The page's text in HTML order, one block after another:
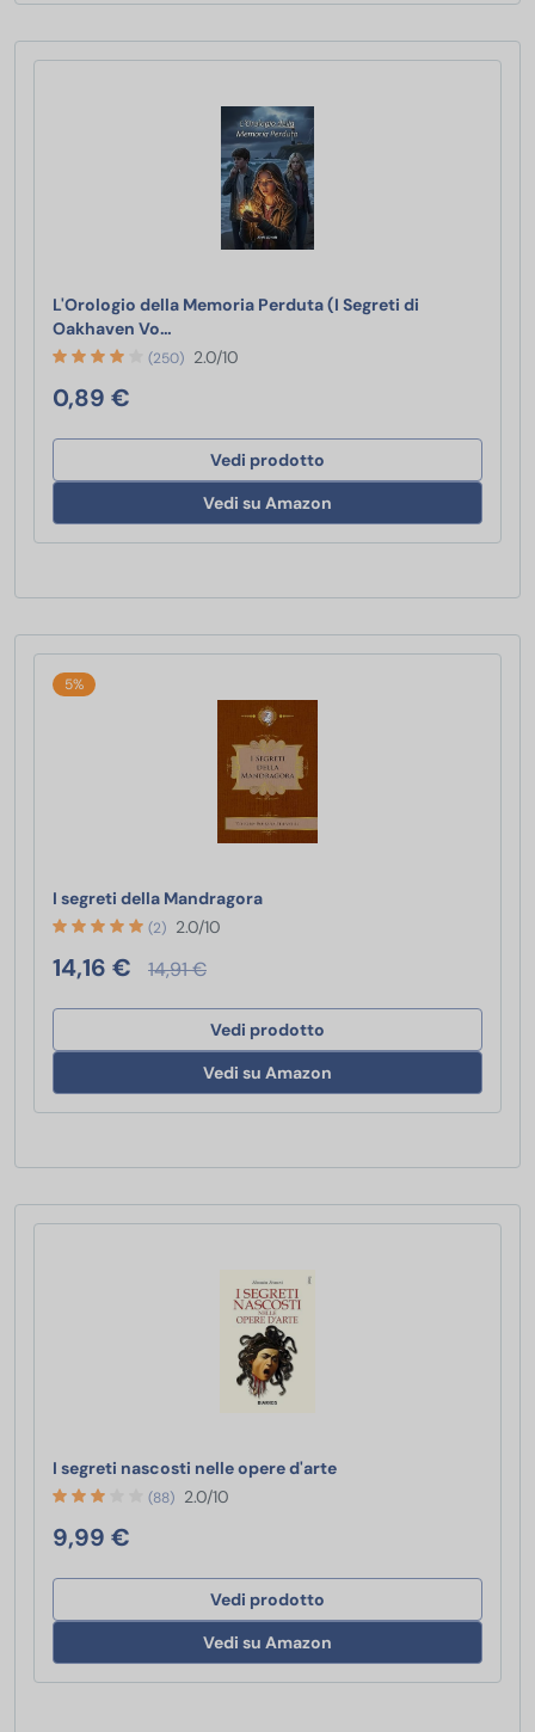
L'Orologio della Memoria Perduta (I Segreti di
Oakhaven Vo…
(250) 2.0/10
0,89 €
Vedi prodotto
Vedi su Amazon
5%
I segreti della MandragoraI segreti della Mandragora
(2) 2.0/10
14,16 € 14,91 €
Vedi prodotto
Vedi su Amazon
I segreti nascosti nelle opere d'arteI segreti nascosti nelle
(88) 2.0/10
9,99 €
Vedi prodotto
Vedi su Amazon